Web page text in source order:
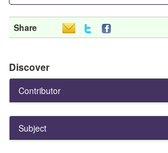
Share
Discover
Contributor
Subject